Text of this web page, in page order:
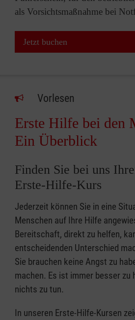
als Vorsichtsmaßnahme bei
Jetzt buchen
Vorlesen
Erste Hilfe bei den
Ein Überblick
Finden Sie bei uns
Erste-Hilfe-Kurs
Jederzeit können Sie in eine
Menschen auf Ihre Hilfe
Bereitschaft, direkt zu helfen,
entscheidenden Unterschied
Sie brauchen keine Angst zu
machen. Es ist immer besser zu
nichts zu tun.
In unseren Erste-Hilfe-Kursen